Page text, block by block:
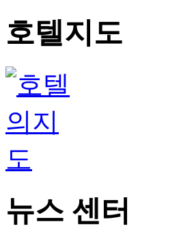
호텔지도
뉴스 센터